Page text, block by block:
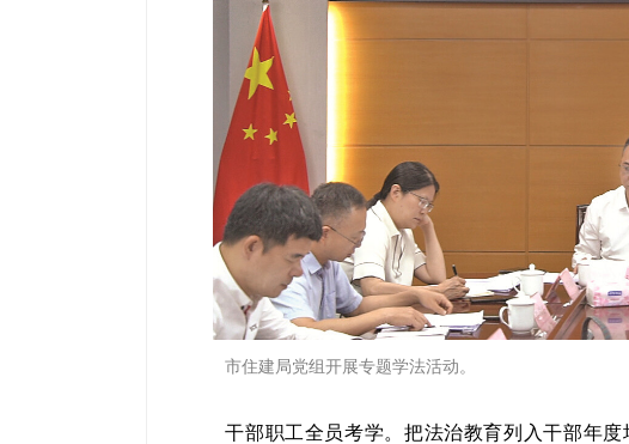
市住建局党组开展专题学法活动。
干部职工全员考学。把法治教育列入干部年